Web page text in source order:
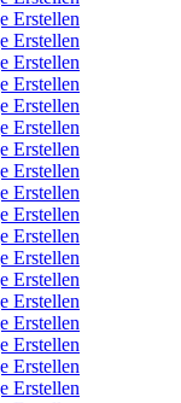
Erstellen
Erstellen
Erstellen
Erstellen
Erstellen
Erstellen
Erstellen
Erstellen
Erstellen
Erstellen
Erstellen
Erstellen
Erstellen
Erstellen
Erstellen
Erstellen
Erstellen
Erstellen